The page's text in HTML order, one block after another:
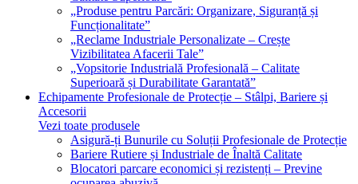
„Produse pentru Parcări: Organizare, Siguranță și
Funcționalitate”
„Reclame Industriale Personalizate – Crește
Vizibilitatea Afacerii Tale”
„Vopsitorie Industrială Profesională – Calitate
Superioară și Durabilitate Garantată”
Echipamente Profesionale de Protecție – Stâlpi, Bariere și
Accesorii
Vezi toate produsele
Asigură-ți Bunurile cu Soluții Profesionale de Protecție
Bariere Rutiere și Industriale de Înaltă Calitate
Blocatori parcare economici și rezistenți – Previne